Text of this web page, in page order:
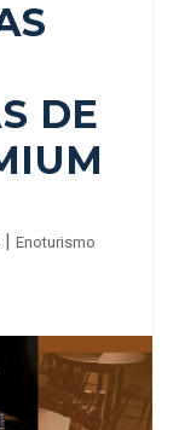
DE
| Enoturismo